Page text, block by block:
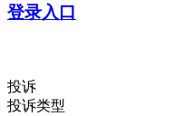
登录入口
投诉
投诉类型